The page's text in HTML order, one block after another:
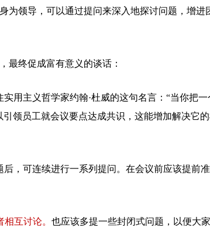
为领导，可以通过提问来深入地探讨问题，增进
最终促成富有意义的谈话：
实用主义哲学家约翰·杜威的这句名言：“当你把一
领员工就会议要点达成共识，这能增加解决它
后，可连续进行一系列提问。在会议前应该提前
互讨论。 也应该多提一些封闭式问题，以便大